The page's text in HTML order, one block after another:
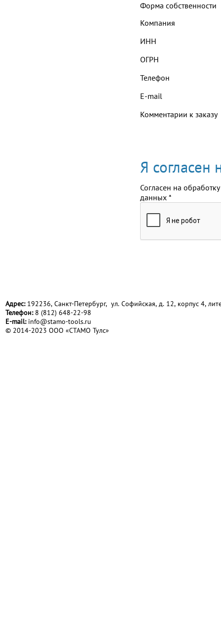
Форма собственности
Компания
ИНН
ОГРН
Телефон
E-mail
Комментарии к заказу
Я согласен
Согласен на обработку
данных *
Адрес:192236, Санкт-Петербург, ул. Софийская, д. 12, корпус 4,
Телефон:8 (812) 648-22-98
Е-mail: info@stamo-tools.ru
© 2014-2023 ООО «СТАМО Тулс»